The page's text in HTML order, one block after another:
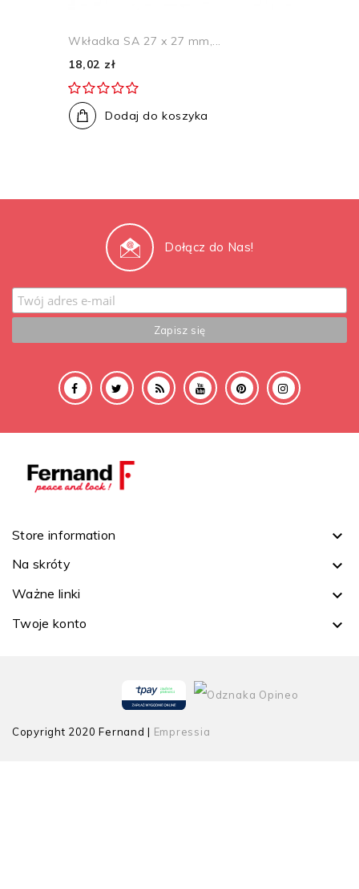
Wkładka SA 27 x 27 mm,...
18,02 zł
Dodaj do koszyka
Dołącz do Nas!
Store information 
Na skróty 
Ważne linki 
Twoje konto 
Copyright 2020 Fernand | Empressia